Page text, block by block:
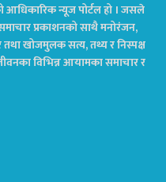
आधिकारिक न्यूज पोर्टल हो । जसले
समाचार प्रकाशनको साथै मनोरंजन,
खोजमुलक सत्य, तथ्य र निस्पक्ष
विभिन्न आयामका समाचार र